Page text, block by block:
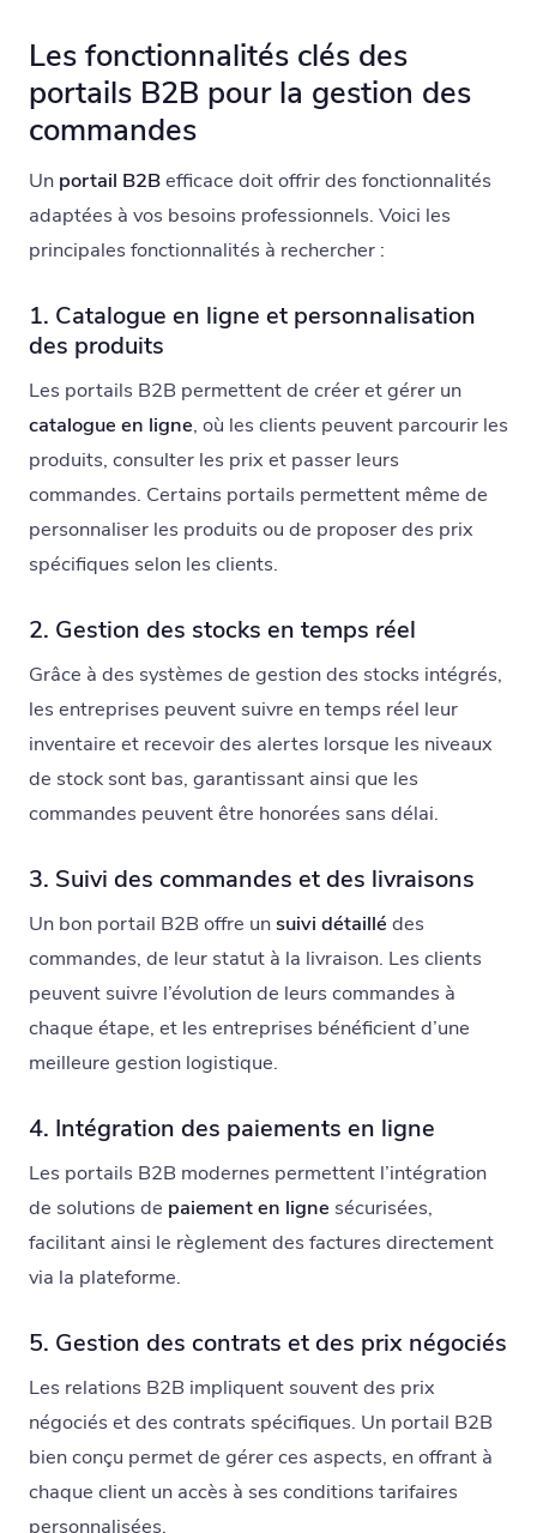
Les fonctionnalités clés des
portails B2B pour la gestion des
commandes
Un portail B2Befficace doit offrir des fonctionnalités
adaptées à vos besoins professionnels. Voici les
principales fonctionnalités à rechercher :
1. Catalogue en ligne et personnalisation
des produits
Les portails B2B permettent de créer et gérer un
catalogue en ligne, où les clients peuvent parcourir les
produits, consulter les prix et passer leurs
commandes. Certains portails permettent même de
personnaliser les produits ou de proposer des prix
spécifiques selon les clients.
2. Gestion des stocks en temps réel
Grâce à des systèmes de gestion des stocks intégrés,
les entreprises peuvent suivre en temps réel leur
inventaire et recevoir des alertes lorsque les niveaux
de stock sont bas, garantissant ainsi que les
commandes peuvent être honorées sans délai.
3. Suivi des commandes et des livraisons
Un bon portail B2B offre unsuivi détaillé des
commandes, de leur statut à la livraison. Les clients
peuvent suivre l’évolution de leurs commandes à
chaque étape, et les entreprises bénéficient d’une
meilleure gestion logistique.
4. Intégration des paiements en ligne
Les portails B2B modernes permettent l’intégration
de solutions de paiement en ligne sécurisées,
facilitant ainsi le règlement des factures directement
via la plateforme.
5. Gestion des contrats et des prix négociés
Les relations B2B impliquent souvent des prix
négociés et des contrats spécifiques. Un portail B2B
bien conçu permet de gérer ces aspects, en offrant à
chaque client un accès à ses conditions tarifaires
personnalisées.